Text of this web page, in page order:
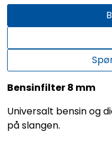
Bensinfilter 8 mm
Universalt bensin og
på slangen.